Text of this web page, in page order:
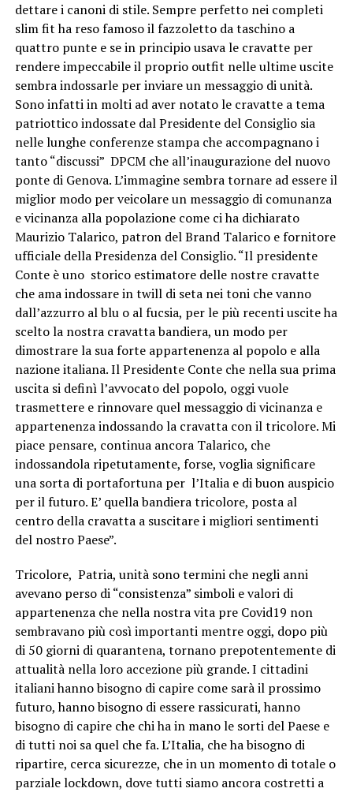
dettare i canoni di stile. Sempre perfetto nei completi
slim fit ha reso famoso il fazzoletto da taschino a
quattro punte e se in principio usava le cravatte per
rendere impeccabile il proprio outfit nelle ultime uscite
sembra indossarle per inviare un messaggio di unità.
Sono infatti in molti ad aver notato le cravatte a tema
patriottico indossate dal Presidente del Consiglio sia
nelle lunghe conferenze stampa che accompagnano i
tanto “discussi” DPCM che all’inaugurazione del nuovo
ponte di Genova. L’immagine sembra tornare ad essere il
miglior modo per veicolare un messaggio di comunanza
e vicinanza alla popolazione come ci ha dichiarato
Maurizio Talarico, patron del Brand Talarico e fornitore
ufficiale della Presidenza del Consiglio. “Il presidente
Conte è uno storico estimatore delle nostre cravatte
che ama indossare in twill di seta nei toni che vanno
dall’azzurro al blu o al fucsia, per le più recenti uscite ha
scelto la nostra cravatta bandiera, un modo per
dimostrare la sua forte appartenenza al popolo e alla
nazione italiana. Il Presidente Conte che nella sua prima
uscita si definì l’avvocato del popolo, oggi vuole
trasmettere e rinnovare quel messaggio di vicinanza e
appartenenza indossando la cravatta con il tricolore. Mi
piace pensare, continua ancora Talarico, che
indossandola ripetutamente, forse, voglia significare
una sorta di portafortuna per l’Italia e di buon auspicio
per il futuro. E’ quella bandiera tricolore, posta al
centro della cravatta a suscitare i migliori sentimenti
del nostro Paese”.
Tricolore, Patria, unità sono termini che negli anni
avevano perso di “consistenza” simboli e valori di
appartenenza che nella nostra vita pre Covid19 non
sembravano più così importanti mentre oggi, dopo più
di 50 giorni di quarantena, tornano prepotentemente di
attualità nella loro accezione più grande. I cittadini
italiani hanno bisogno di capire come sarà il prossimo
futuro, hanno bisogno di essere rassicurati, hanno
bisogno di capire che chi ha in mano le sorti del Paese e
di tutti noi sa quel che fa. L’Italia, che ha bisogno di
ripartire, cerca sicurezze, che in un momento di totale o
parziale lockdown, dove tutti siamo ancora costretti a